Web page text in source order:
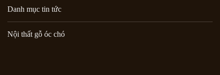
Danh mục tin tức
Nội thất gỗ óc chó